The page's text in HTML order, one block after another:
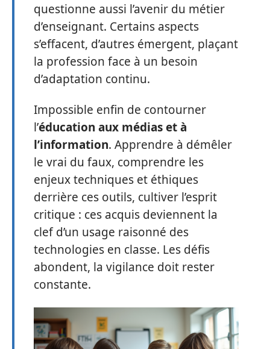
questionne aussi l’avenir du métier
d’enseignant. Certains aspects
s’effacent, d’autres émergent, plaçant
la profession face à un besoin
d’adaptation continu.
Impossible enfin de contourner
l’éducation aux médias et à
l’information. Apprendre à démêler
le vrai du faux, comprendre les
enjeux techniques et éthiques
derrière ces outils, cultiver l’esprit
critique : ces acquis deviennent la
clef d’un usage raisonné des
technologies en classe. Les défis
abondent, la vigilance doit rester
constante.